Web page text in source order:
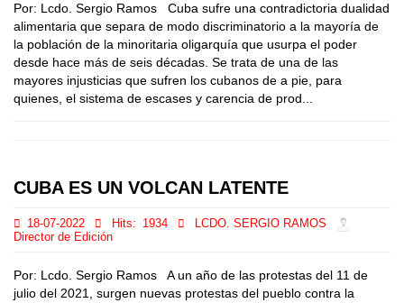
Por: Lcdo. Sergio Ramos Cuba sufre una contradictoria dualidad
alimentaria que separa de modo discriminatorio a la mayoría de
la población de la minoritaria oligarquía que usurpa el poder
desde hace más de seis décadas. Se trata de una de las
mayores injusticias que sufren los cubanos de a pie, para
quienes, el sistema de escases y carencia de prod...
CUBA ES UN VOLCAN LATENTE
18-07-2022 Hits: 1934
LCDO. SERGIO RAMOS
Director de Edición
Por: Lcdo. Sergio Ramos A un año de las protestas del 11 de
julio del 2021, surgen nuevas protestas del pueblo contra la